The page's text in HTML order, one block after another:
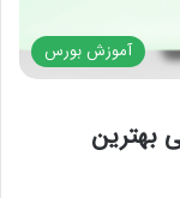
آموزش بورس
بهترین